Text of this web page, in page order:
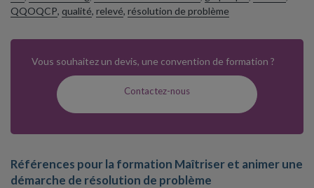
QQOQCP, qualité, relevé, résolution de problème
Vous souhaitez un devis, une convention de formation ?
Contactez-nous
Références pour la formation Maîtriser et animer une
démarche de résolution de problème